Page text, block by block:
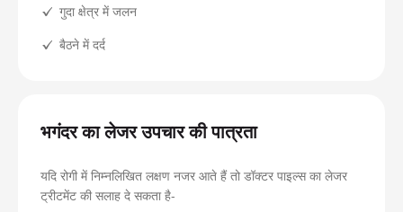
गुदा क्षेत्र में जलन
बैठने में दर्द
भगंदर का लेजर उपचार की पात्रता
यदि रोगी में निम्नलिखित लक्षण नजर आते हैं तो डॉक्टर पाइल्स का लेजर
ट्रीटमेंट की सलाह दे सकता है-